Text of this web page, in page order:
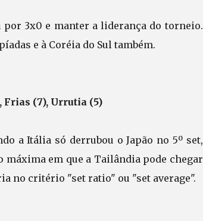
por 3x0 e manter a liderança do torneio.
e à Coréia do Sul também.
Frias (7), Urrutia (5)
a Itália só derrubou o Japão no 5º set,
máxima em que a Tailândia pode chegar
no critério "set ratio" ou "set average".